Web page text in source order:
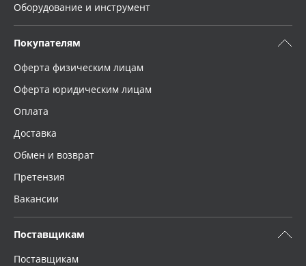
Оборудование и инструмент
Покупателям
Оферта физическим лицам
Оферта юридическим лицам
Оплата
Доставка
Обмен и возврат
Претензия
Вакансии
Поставщикам
Поставщикам